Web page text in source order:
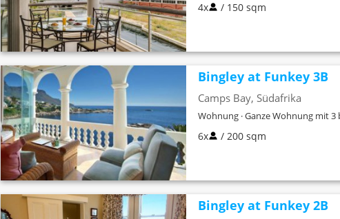
4x / 150 sqm
Bingley at Funkey 3B
Camps Bay, Südafrika
Wohnung · Ganze Wohnung mit
6x / 200 sqm
Bingley at Funkey 2B